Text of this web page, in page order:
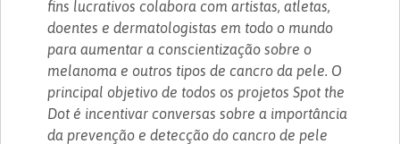
fins lucrativos colabora com artistas, atletas,
doentes e dermatologistas em todo o mundo
para aumentar a conscientização sobre o
melanoma e outros tipos de cancro da pele. O
principal objetivo de todos os projetos Spot the
Dot é incentivar conversas sobre a importância
da prevenção e detecção do cancro de pele